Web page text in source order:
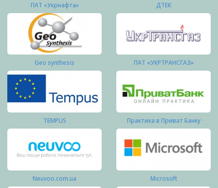
ПАТ «Укрнафта» ДТЕК
Geo synthesis ПАТ «УКРТРАНСГАЗ»
TEMPUS Практика в Приват Банку
Neuvoo.com.ua Microsoft